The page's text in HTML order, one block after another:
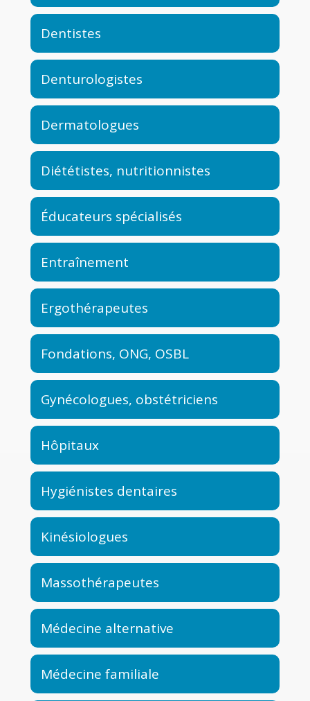
Dentistes
Denturologistes
Dermatologues
Diététistes, nutritionnistes
Éducateurs spécialisés
Entraînement
Ergothérapeutes
Fondations, ONG, OSBL
Gynécologues, obstétriciens
Hôpitaux
Hygiénistes dentaires
Kinésiologues
Massothérapeutes
Médecine alternative
Médecine familiale